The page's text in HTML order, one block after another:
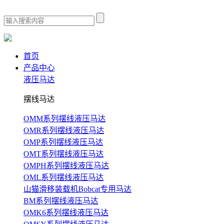
首页
产品中心
液压马达
摆线马达
OMM系列摆线液压马达
OMR系列摆线液压马达
OMP系列摆线液压马达
OMT系列摆线液压马达
OMPH系列摆线液压马达
OML系列摆线液压马达
山猫滑移装载机Bobcat专用马达
BM系列摆线液压马达
OMK6系列摆线液压马达